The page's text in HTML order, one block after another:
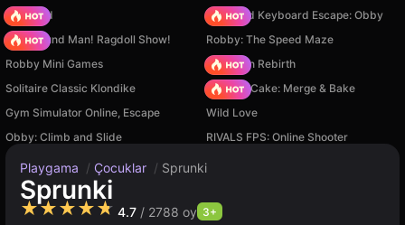
TB World
+1 Speed Keyboard Escape: Obby
Playground Man! Ragdoll Show!
Robby: The Speed Maze
Robby Mini Games
Stickman Rebirth
Solitaire Classic Klondike
Piece of Cake: Merge & Bake
Gym Simulator Online, Escape
Wild Love
Obby: Climb and Slide
RIVALS FPS: Online Shooter
Playgama / Çocuklar / Sprunki
Sprunki
★★★★★ 4.7 / 2788 oy 3+